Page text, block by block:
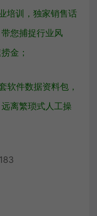
培训， 独家销售话
您捕捉行业风
金 ；
软件数据资料包 ，
离繁琐式人工操